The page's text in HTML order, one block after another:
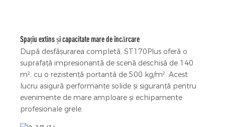
Spațiu extins și capacitate mare de încărcare
După desfășurarea completă, ST170Plus oferă o
suprafață impresionantă de scenă deschisă de 140
m², cu o rezistență portantă de 500 kg/m². Acest
lucru asigură performanțe solide și siguranță pentru
evenimente de mare amploare și echipamente
profesionale grele.